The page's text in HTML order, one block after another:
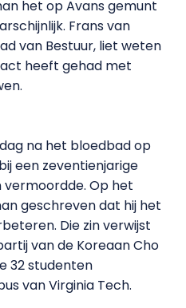
het op Avans gemunt
Frans van
van Bestuur, liet weten
heeft gehad met
na het bloedbad op
een zeventienjarige
vermoordde. Op het
geschreven dat hij het
Die zin verwijst
van de Koreaan Cho
32 studenten
van Virginia Tech.